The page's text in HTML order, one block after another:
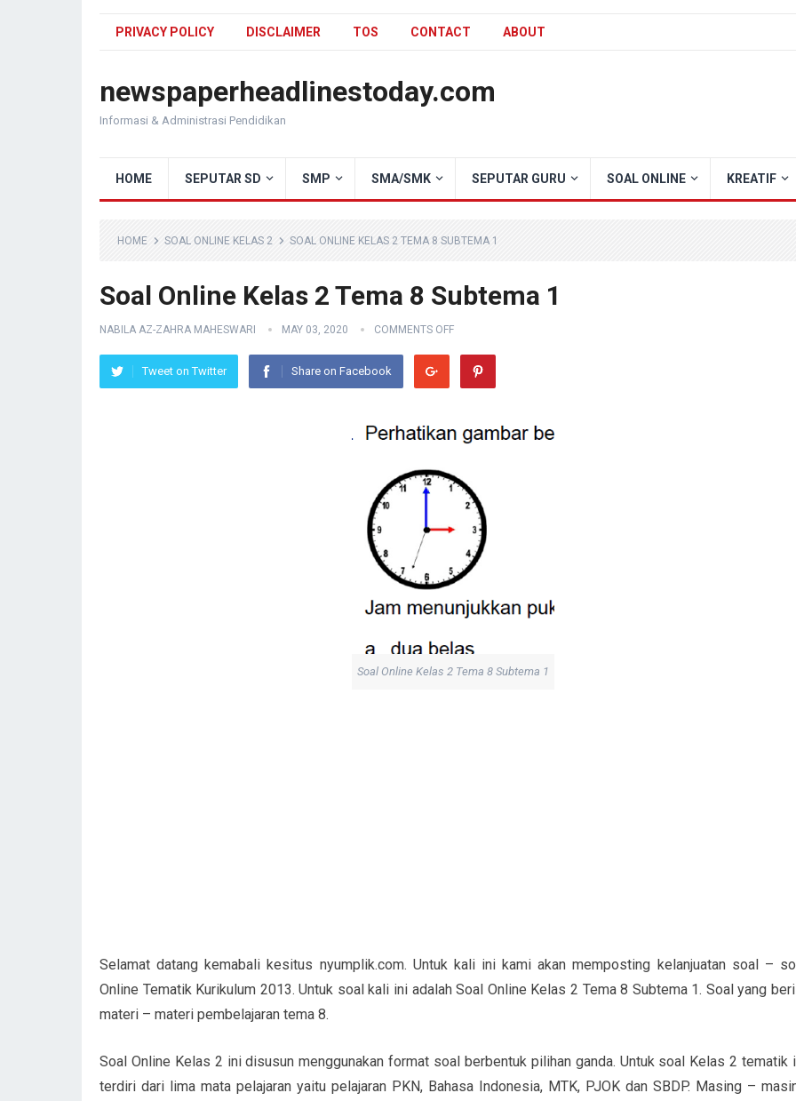
PRIVACY POLICY DISCLAIMER TOS CONTACT ABOUT
newspaperheadlinestoday.com
Informasi & Administrasi Pendidikan
HOME SEPUTAR SD SMP SMA/SMK SEPUTAR GURU SOAL ONLINE KREATIF
HOME SOAL ONLINE KELAS 2 SOAL ONLINE KELAS 2 TEMA 8 SUBTEMA 1
Soal Online Kelas 2 Tema 8 Subtema 1
NABILA AZ-ZAHRA MAHESWARI MAY 03, 2020 COMMENTS OFF
Tweet on Twitter Share on Facebook
Soal Online Kelas 2 Tema 8 Subtema 1
Selamat datang kemabali kesitus nyumplik.com. Untuk kali ini kami akan memposting kelanjuatan soal –
Online Tematik Kurikulum 2013. Untuk soal kali ini adalah Soal Online Kelas 2 Tema 8 Subtema 1. Soal yang
materi – materi pembelajaran tema 8.
Soal Online Kelas 2 ini disusun menggunakan format soal berbentuk pilihan ganda. Untuk soal Kelas 2 tematik
terdiri dari lima mata pelajaran yaitu pelajaran PKN, Bahasa Indonesia, MTK, PJOK dan SBDP. Masing –